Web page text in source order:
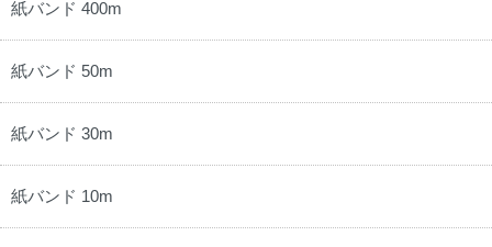
紙バンド 400m
紙バンド 50m
紙バンド 30m
紙バンド 10m